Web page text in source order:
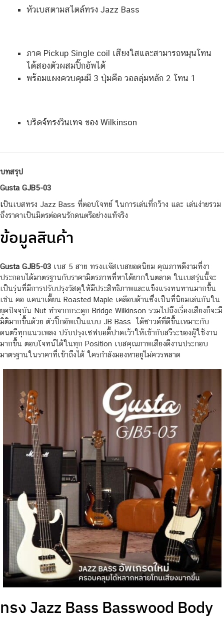
หัวเบสตามสไตล์ทรง Jazz Bass
ภาค Pickup Single coil เสียงใสและสามารถหมุนโทน
ได้สองตัวผสมปิ๊กอัพได้
พร้อมแผงควบคุมมี 3 ปุ่มคือ วอลลุ่มหลัก 2 โทน 1
บริดจ์ทรงวินเทจ ของ Wilkinson
บทสรุป
Gusta GJB5-03
เป็นเบสทรง Jazz Bass ที่ตอบโจทย์ ในการเล่นที่กว้าง และ เล่นง่ายรวม
ถึงราคาเป็นมิตรต่อคนรักดนตรีอย่างแท้จริง
ข้อมูลสินค้า
Gusta GJB5-03 เบส 5 สาย ทรงเเจ๊สเบสยอดนิยม คุณภาพดีงามที่งา
ประกอบได้มาตรฐานกับราคามิตรภาพที่หาได้ยากในตลาด ในเบสรุ่นนี้จะ
เป็นรุ่นที่มีการปรับปรุงวัสดุให้มีประสิทธิภาพและแข็งแรงทนทานมากขึ้น
เช่น คอ แคนาเดี้ยน Roasted Maple เคลือบด้านซึ่งเป็นที่นิยมเล่นกันใน
ยุคปัจจุบัน Nut ทำจากกระดูก Bridge Wilkinson รวมไปถึงเรื่องเสียงก็จะมี
มิติมากขึ้นด้วย ตัวปิ๊กอัพเป็นแบบ JB Bass ได้ซาวด์ที่ดีขึ้นเหมาะกับ
ดนตรีทุกแนวเพลง ปรับปรุงเซฟบอดี้ปาดเว้าให้เข้ากับสรีระของผู้ใช้งาน
มากขึ้น ตอบโจทน์ได้ในทุก Position เบสคุณภาพเสียงดีงานประกอบ
มาตรฐานในราคาที่เข้าถึงได้ ใครกำลังมองหาอยู่ไม่ควรพลาด
ทรง Jazz Bass Basswood Body